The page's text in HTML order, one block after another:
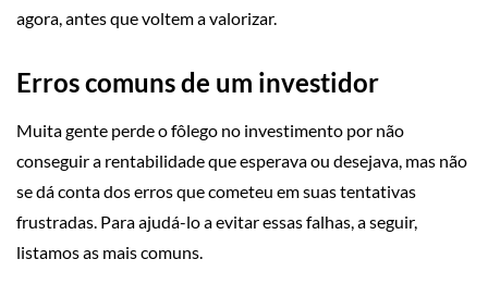
agora, antes que voltem a valorizar.
Erros comuns de um investidor
Muita gente perde o fôlego no investimento por não
conseguir a rentabilidade que esperava ou desejava, mas não
se dá conta dos erros que cometeu em suas tentativas
frustradas. Para ajudá-lo a evitar essas falhas, a seguir,
listamos as mais comuns.